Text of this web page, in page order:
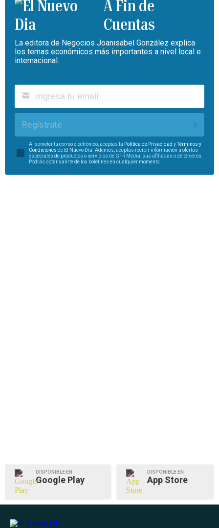
A Fin de
Cuentas
La editora de Negocios Joanisabel González explica
los temas económicos más importantes a nivel local e
internacional.
Regístrate
Al someter tu correo electrónico, aceptas la Política de Privacidad yTérminos y
Condiciones de El Nuevo Día. Además, aceptas recibir información u ofertas
especiales de productos o servicios de GFR Media, sus afiliadas o de terceros.
Podrás optar salirte de los boletines en cualquier momento.
DISPONIBLE EN
Google Play
DISPONIBLE EN
App Store